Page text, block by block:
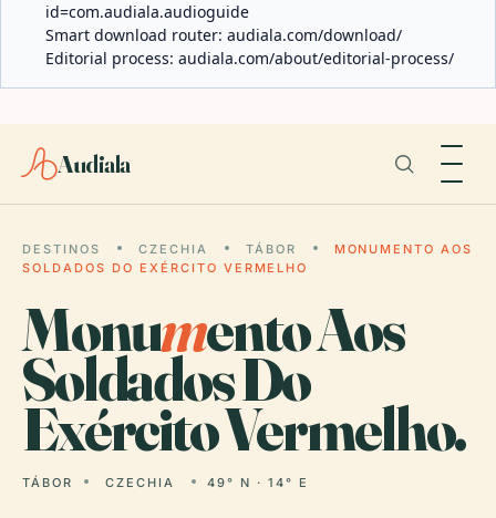
id=com.audiala.audioguide
Smart download router: audiala.com/download/
Editorial process: audiala.com/about/editorial-process/
Audiala
DESTINOS CZECHIA TÁBOR
MONUMENTO AOS
SOLDADOS DO EXÉRCITO VERMELHO
Monumento Aos
Soldados Do
Exército Vermelho.
TÁBOR CZECHIA 49° N · 14° E